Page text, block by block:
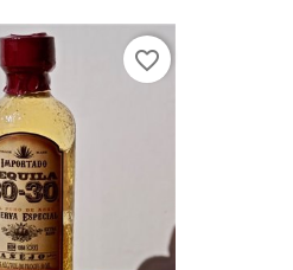
favorite_border